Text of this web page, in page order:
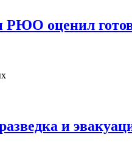
оценил
и